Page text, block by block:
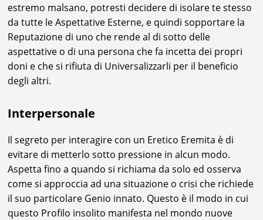
estremo malsano, potresti decidere di isolare te stesso
da tutte le Aspettative Esterne, e quindi sopportare la
Reputazione di uno che rende al di sotto delle
aspettative o di una persona che fa incetta dei propri
doni e che si rifiuta di Universalizzarli per il beneficio
degli altri.
Interpersonale
Il segreto per interagire con un Eretico Eremita è di
evitare di metterlo sotto pressione in alcun modo.
Aspetta fino a quando si richiama da solo ed osserva
come si approccia ad una situazione o crisi che richiede
il suo particolare Genio innato. Questo è il modo in cui
questo Profilo insolito manifesta nel mondo nuove